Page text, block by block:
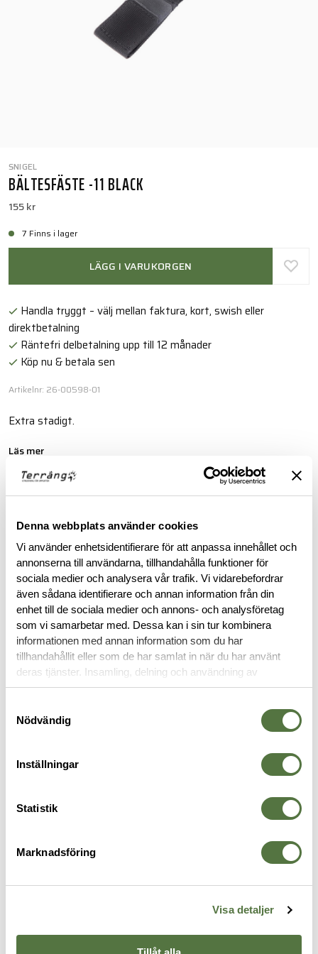
Denna webbplats använder cookies
Vi använder enhetsidentifierare för att anpassa innehållet och
annonserna till användarna, tillhandahålla funktioner för
sociala medier och analysera vår trafik. Vi vidarebefordrar
även sådana identifierare och annan information från din
enhet till de sociala medier och annons- och analysföretag
som vi samarbetar med. Dessa kan i sin tur kombinera
informationen med annan information som du har
tillhandahållit eller som de har samlat in när du har använt
deras tjänster. Insamling, delning och användning av
personuppgifter kan användas för personalisering av
Nödvändig
Inställningar
Statistik
Marknadsföring
Visa detaljer
SNIGEL
BÄLTESFÄSTE -11 BLACK
155 kr
7 Finns i lager
LÄGG I VARUKORGEN
Handla tryggt – välj mellan faktura, kort, swish eller
direktbetalning
Räntefri delbetalning upp till 12 månader
Köp nu & betala sen
Artikelnr: 26-00598-01
Extra stadigt.
Läs mer
RECENSIONER
OM VARUMÄRKET
BENRIGGAR
SAFARILAND
Drop Flex Adaptor Foliage Green